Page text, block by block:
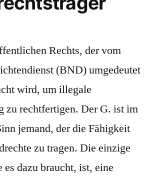
Rechts, der vom
(BND) umgedeutet
wird, um illegale
zu rechtfertigen. Der G. ist im
jemand, der die Fähigkeit
zu tragen. Die einzige
dazu braucht, ist, eine